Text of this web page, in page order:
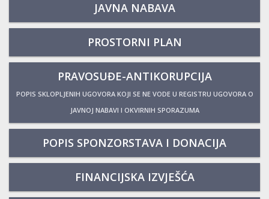
JAVNA NABAVA
PROSTORNI PLAN
PRAVOSUĐE-ANTIKORUPCIJA
POPIS SKLOPLJENIH UGOVORA KOJI SE NE VODE U REGISTRU UGOVORA O
JAVNOJ NABAVI I OKVIRNIH SPORAZUMA
POPIS SPONZORSTAVA I DONACIJA
FINANCIJSKA IZVJEŠĆA